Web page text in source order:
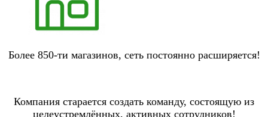
Более 850-ти магазинов, сеть постоянно расширяется!
Компания старается создать команду, состоящую из
целеустремлённых, активных сотрудников!